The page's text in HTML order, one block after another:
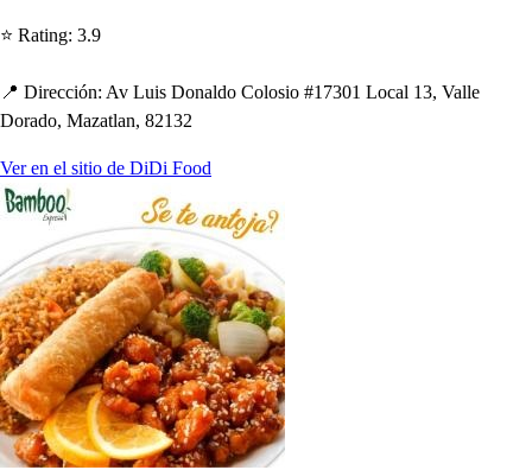
⭐ Rating: 3.9
📍 Dirección: Av Luis Donaldo Colosio #17301 Local 13, Valle
Dorado, Mazatlan, 82132
Ver en el sitio de DiDi Food